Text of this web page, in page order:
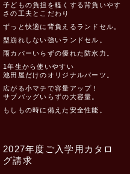
子どもの負担を軽くする背負いやす
さの工夫とこだわり
ずっと快適に背負えるランドセル。
型崩れしない強いランドセル。
雨カバーいらずの優れた防水力。
1年生から使いやすい
池田屋だけのオリジナルパーツ。
広がる小マチで容量アップ！
サブバッグいらずの大容量。
もしもの時に備えた安全性能。
2027年度ご入学用カタロ
グ請求